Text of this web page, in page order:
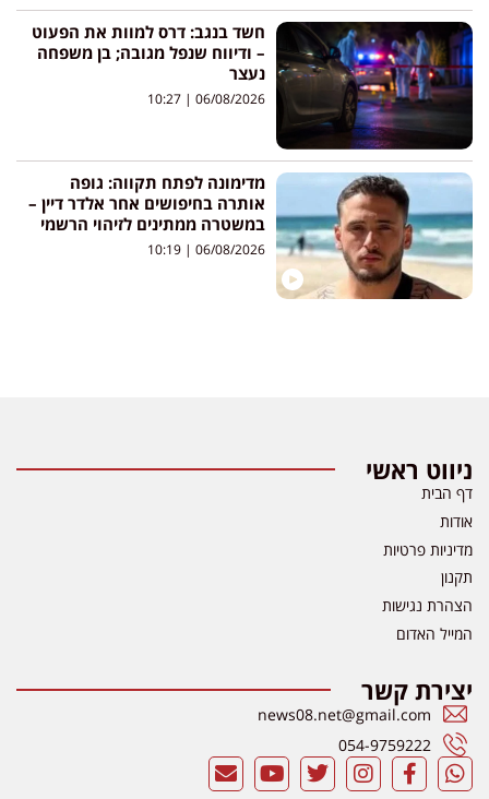
חשד בנגב: דרס למוות את הפעוט
– ודיווח שנפל מגובה; בן משפחה
נעצר
06/08/2026
מדימונה לפתח תקווה: גופה
אותרה בחיפושים אחר אלדר דיין –
במשטרה ממתינים לזיהוי הרשמי
06/08/2026
ניווט ראשי
דף הבית
אודות
מדיניות פרטיות
תקנון
הצהרת נגישות
המייל האדום
יצירת קשר
news08.net@gmail.com
054-9759222